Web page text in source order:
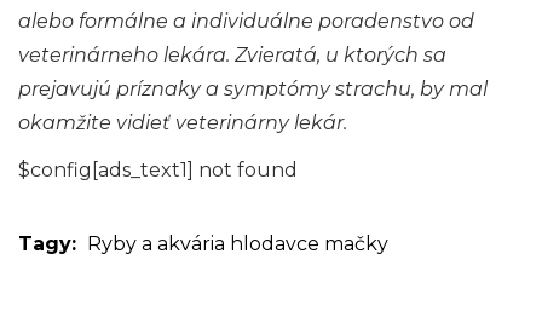
alebo formálne a individuálne poradenstvo od
veterinárneho lekára. Zvieratá, u ktorých sa
prejavujú príznaky a symptómy strachu, by mal
okamžite vidieť veterinárny lekár.
$config[ads_text1] not found
Tagy: Ryby a akvária hlodavce mačky